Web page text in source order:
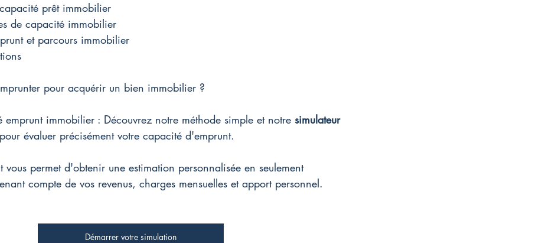
prêt immobilier
de capacité immobilier
et parcours immobilier
pour acquérir un bien immobilier ?
emprunt immobilier : Découvrez notre méthode simple et notre simulateur
évaluer précisément votre capacité d'emprunt.
vous permet d'obtenir une estimation personnalisée en seulement
compte de vos revenus, charges mensuelles et apport personnel.
Démarrer votre simulation